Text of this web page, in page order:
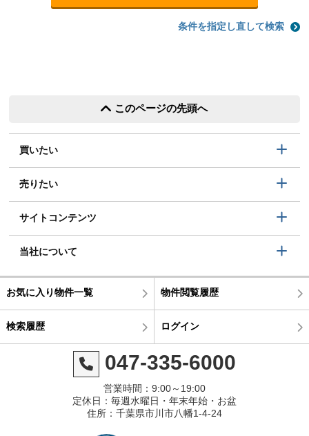
条件を指定し直して検索
このページの先頭へ
買いたい
売りたい
サイトコンテンツ
当社について
お気に入り物件一覧 物件閲覧履歴
検索履歴 ログイン
047-335-6000
営業時間：9:00～19:00
定休日：毎週水曜日・年末年始・お盆
住所：千葉県市川市八幡1-4-24